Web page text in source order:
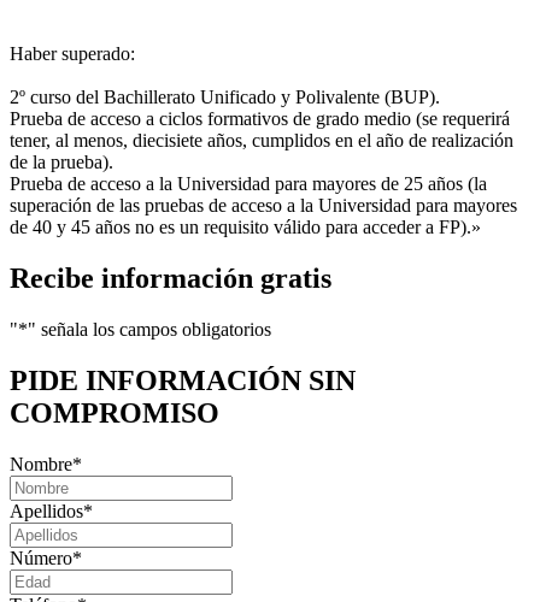
Haber superado:
2º curso del Bachillerato Unificado y Polivalente (BUP).
Prueba de acceso a ciclos formativos de grado medio (se requerirá
tener, al menos, diecisiete años, cumplidos en el año de realización
de la prueba).
Prueba de acceso a la Universidad para mayores de 25 años (la
superación de las pruebas de acceso a la Universidad para mayores
de 40 y 45 años no es un requisito válido para acceder a FP).»
Recibe información gratis
"*" señala los campos obligatorios
PIDE INFORMACIÓN SIN
COMPROMISO
Nombre*
Apellidos*
Número*